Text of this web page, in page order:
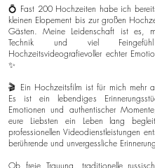
💍 Fast 200 Hochzeiten habe ich
kleinen Elopement bis zur großen
Gästen. Meine Leidenschaft ist es,
Technik und viel
Hochzeitsvideografievoller echter
✨
🎬 Ein Hochzeitsfilm ist für mich mehr
Es ist ein lebendiges
Emotionen und authentischer
eure Liebsten ein Leben lang
professionellen Videodienstleistungen
berührende und unvergessliche
Ob freie Trauung, traditionelle